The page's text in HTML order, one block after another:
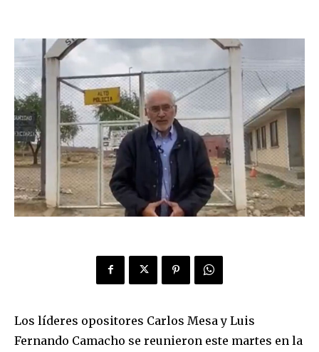
Los líderes opositores Carlos Mesa y Luis
Fernando Camacho se reunieron este martes en la